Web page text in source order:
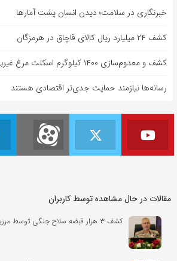
خبرنگاری در سلامت؛ دیدن انسان پشت آمارها
کشف ۲۴ میلیارد ریال کالای قاچاق در هرمزگان
کشف و معدوم‌سازی ۱۴۰۰ کیلوگرم اسکلت مرغ غیربهداشتی در قم
رسانه‌ها نیازمند حمایت جدی‌تر اقتصادی هستند
مقالات در حال مشاهده توسط کاربران
کشف ۳ هزار قبضه سلاح جنگی توسط مرزبانان فراجا